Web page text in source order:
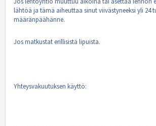
lähtöä ja tämä aiheuttaa sinut viivästyneeksi yli 24
määränpäähänne.
Jos matkustat erillisistä lipuista.
Yhteysvakuutuksen käyttö: